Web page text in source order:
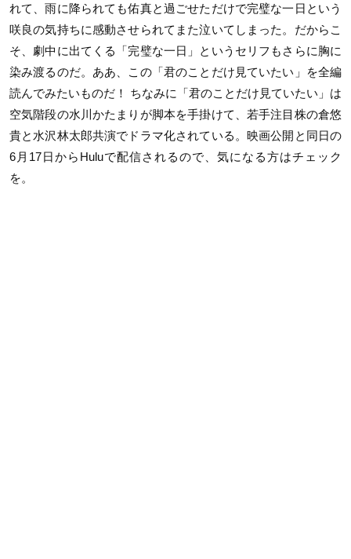
れて、雨に降られても佑真と過ごせただけで完璧な一日という
咲良の気持ちに感動させられてまた泣いてしまった。だからこ
そ、劇中に出てくる「完璧な一日」というセリフもさらに胸に
染み渡るのだ。ああ、この「君のことだけ見ていたい」を全編
読んでみたいものだ！ ちなみに「君のことだけ見ていたい」は
空気階段の水川かたまりが脚本を手掛けて、若手注目株の倉悠
貴と水沢林太郎共演でドラマ化されている。映画公開と同日の
6月17日からHuluで配信されるので、気になる方はチェック
を。